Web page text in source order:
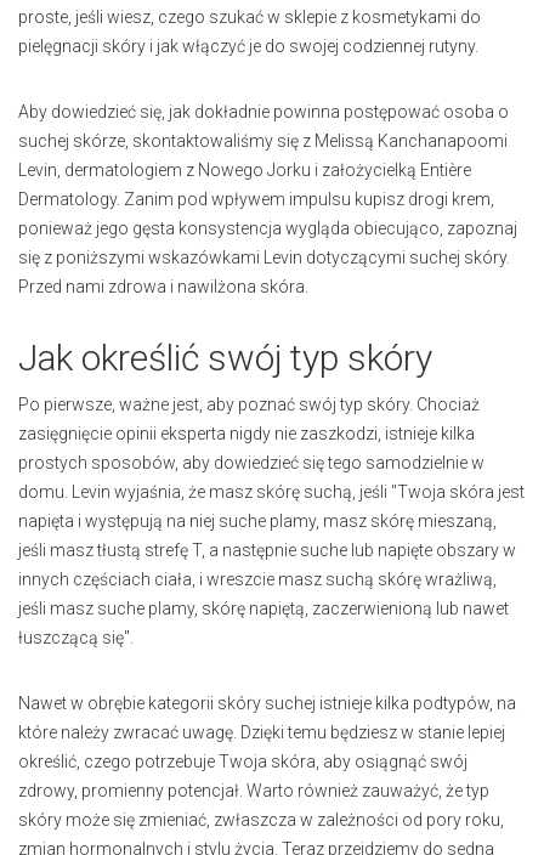
proste, jeśli wiesz, czego szukać w sklepie z kosmetykami do
pielęgnacji skóry i jak włączyć je do swojej codziennej rutyny.
Aby dowiedzieć się, jak dokładnie powinna postępować osoba o
suchej skórze, skontaktowaliśmy się z Melissą Kanchanapoomi
Levin, dermatologiem z Nowego Jorku i założycielką Entière
Dermatology. Zanim pod wpływem impulsu kupisz drogi krem,
ponieważ jego gęsta konsystencja wygląda obiecująco, zapoznaj
się z poniższymi wskazówkami Levin dotyczącymi suchej skóry.
Przed nami zdrowa i nawilżona skóra.
Jak określić swój typ skóry
Po pierwsze, ważne jest, aby poznać swój typ skóry. Chociaż
zasięgnięcie opinii eksperta nigdy nie zaszkodzi, istnieje kilka
prostych sposobów, aby dowiedzieć się tego samodzielnie w
domu. Levin wyjaśnia, że masz skórę suchą, jeśli "Twoja skóra jest
napięta i występują na niej suche plamy, masz skórę mieszaną,
jeśli masz tłustą strefę T, a następnie suche lub napięte obszary w
innych częściach ciała, i wreszcie masz suchą skórę wrażliwą,
jeśli masz suche plamy, skórę napiętą, zaczerwienioną lub nawet
łuszczącą się".
Nawet w obrębie kategorii skóry suchej istnieje kilka podtypów, na
które należy zwracać uwagę. Dzięki temu będziesz w stanie lepiej
określić, czego potrzebuje Twoja skóra, aby osiągnąć swój
zdrowy, promienny potencjał. Warto również zauważyć, że typ
skóry może się zmieniać, zwłaszcza w zależności od pory roku,
zmian hormonalnych i stylu życia. Teraz przejdziemy do sedna